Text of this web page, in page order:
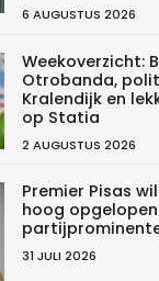
6 AUGUSTUS 2026
Weekoverzicht:
Otrobanda,
Kralendijk en
op Statia
2 AUGUSTUS 2026
Premier Pisas
hoog
31 JULI 2026